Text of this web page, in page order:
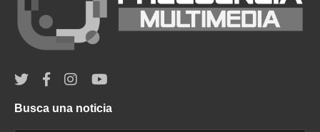
Busca una noticia